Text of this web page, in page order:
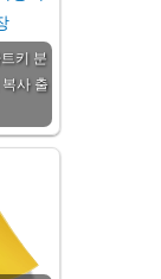
키 분
사 출